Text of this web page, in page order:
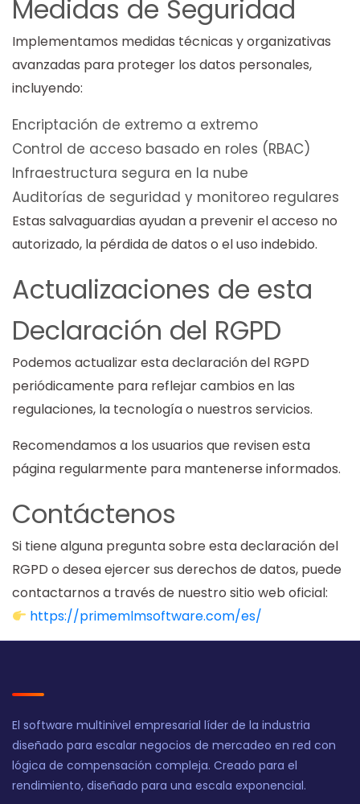
Medidas de Seguridad
Implementamos medidas técnicas y organizativas
avanzadas para proteger los datos personales,
incluyendo:
Encriptación de extremo a extremo
Control de acceso basado en roles (RBAC)
Infraestructura segura en la nube
Auditorías de seguridad y monitoreo regulares
Estas salvaguardias ayudan a prevenir el acceso no
autorizado, la pérdida de datos o el uso indebido.
Actualizaciones de esta
Declaración del RGPD
Podemos actualizar esta declaración del RGPD
periódicamente para reflejar cambios en las
regulaciones, la tecnología o nuestros servicios.
Recomendamos a los usuarios que revisen esta
página regularmente para mantenerse informados.
Contáctenos
Si tiene alguna pregunta sobre esta declaración del
RGPD o desea ejercer sus derechos de datos, puede
contactarnos a través de nuestro sitio web oficial:
https://primemlmsoftware.com/es/
El software multinivel empresarial líder de la industria
diseñado para escalar negocios de mercadeo en red con
lógica de compensación compleja. Creado para el
rendimiento, diseñado para una escala exponencial.